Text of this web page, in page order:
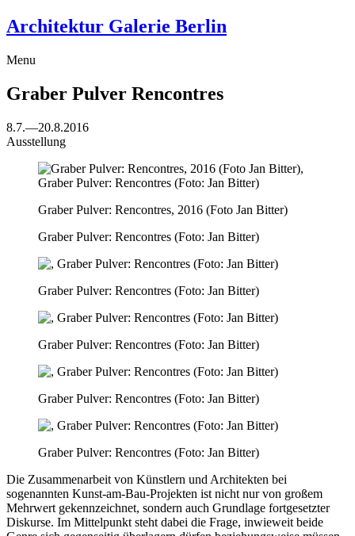
Architektur Galerie Berlin
Menu
Graber Pulver Rencontres
8.7.—20.8.2016
Ausstellung
Graber Pulver: Rencontres, 2016 (Foto Jan Bitter)
Graber Pulver: Rencontres (Foto: Jan Bitter)
Graber Pulver: Rencontres (Foto: Jan Bitter)
Graber Pulver: Rencontres (Foto: Jan Bitter)
Graber Pulver: Rencontres (Foto: Jan Bitter)
Graber Pulver: Rencontres (Foto: Jan Bitter)
Die Zusammenarbeit von Künstlern und Architekten bei
sogenannten Kunst-am-Bau-Projekten ist nicht nur von großem
Mehrwert gekennzeichnet, sondern auch Grundlage fortgesetzter
Diskurse. Im Mittelpunkt steht dabei die Frage, inwieweit beide